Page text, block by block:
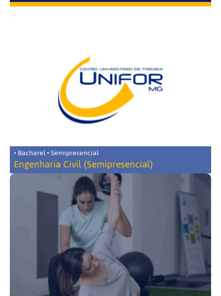
• Bacharel • Semipresencial
Engenharia Civil (Semipresencial)